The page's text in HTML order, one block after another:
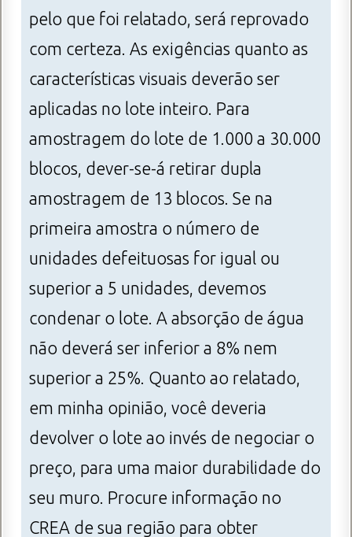
pelo que foi relatado, será reprovado
com certeza. As exigências quanto as
características visuais deverão ser
aplicadas no lote inteiro. Para
amostragem do lote de 1.000 a 30.000
blocos, dever-se-á retirar dupla
amostragem de 13 blocos. Se na
primeira amostra o número de
unidades defeituosas for igual ou
superior a 5 unidades, devemos
condenar o lote. A absorção de água
não deverá ser inferior a 8% nem
superior a 25%. Quanto ao relatado,
em minha opinião, você deveria
devolver o lote ao invés de negociar o
preço, para uma maior durabilidade do
seu muro. Procure informação no
CREA de sua região para obter